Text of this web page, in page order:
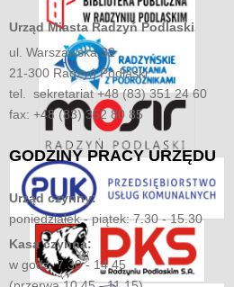
Urząd MiastaRadzyń Podlaski
ul. Warszawska 32
21-300 Radzyń Podlaski
tel. sekretariat +48 (83) 351 24 60
fax: +48 (83) 352 80 85
GODZINYPRACY URZĘDU
Urząd czynny:
poniedziałek - piątek: 7.30 - 15.30
Kasa czynna:
w godz. 7.30 - 14.45